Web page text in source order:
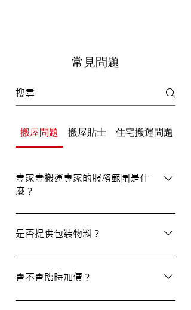
常見問題
搬屋問題 搬屋貼士 住宅搬運問題
壹家壹搬運專家的服務範圍是什
麼？
壹家壹搬運專家的服務覆蓋港九及新界，無
論是一般搬屋服務還是商務搬遷，我們都能
是否提供包裝物料？
是的，我們會為客戶提供包裝物料。如有需
要，請隨時與我們的客戶服務員查詢。
會不會臨時加價？
我們的報價透明，會根據您提供的物品清單